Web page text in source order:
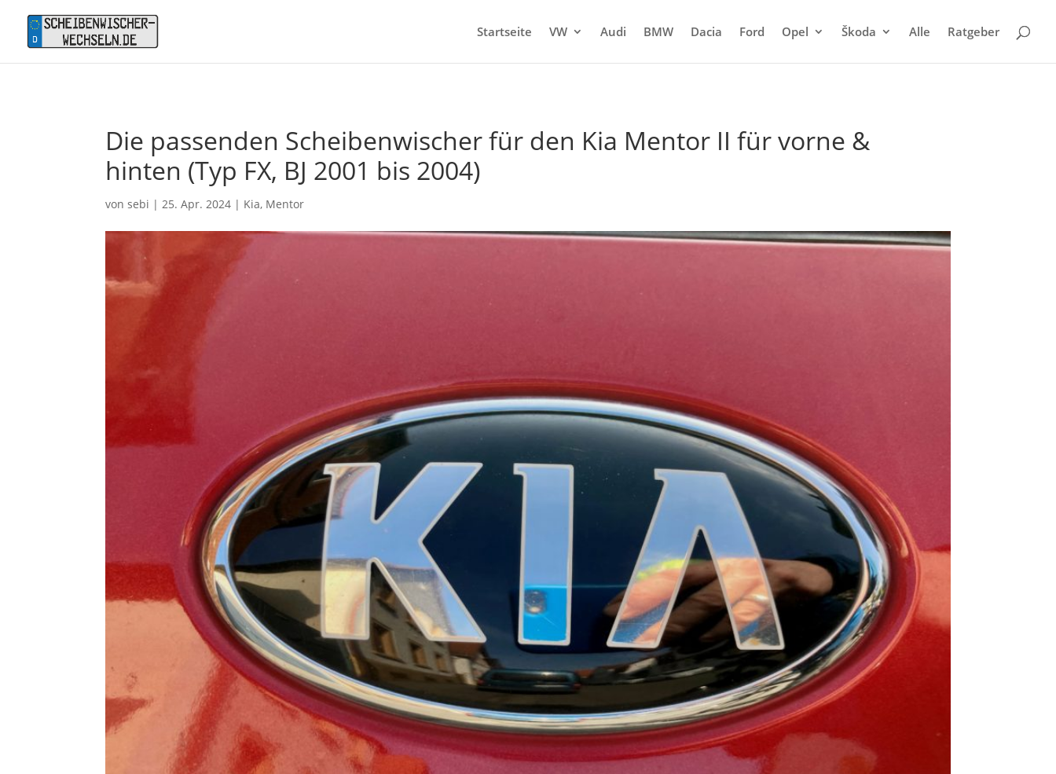
Startseite VW Audi BMW Dacia Ford Opel Škoda Alle Ratgeber
Die passenden Scheibenwischer für den Kia Mentor II für vorne &
hinten (Typ FX, BJ 2001 bis 2004)
vonsebi | 25. Apr. 2024 | Kia, Mentor